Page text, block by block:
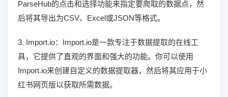
ParseHub的点击和选择功能来指定要爬取的数据点，然
后将其导出为CSV、Excel或JSON等格式。
3. Import.io：Import.io是一款专注于数据提取的在线工
具，它提供了直观的界面和强大的功能。你可以使用
Import.io来创建自定义的数据提取器，然后将其应用于小
红书网页版以获取所需数据。